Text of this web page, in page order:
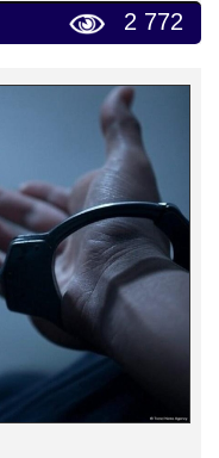
2 772